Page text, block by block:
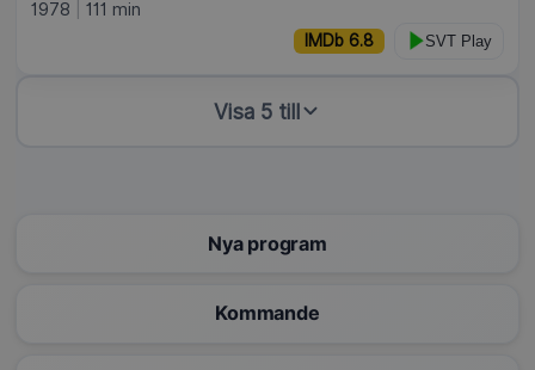
1978 111 min
IMDb 6.8 SVT Play
Visa 5 till
Nya program
Kommande